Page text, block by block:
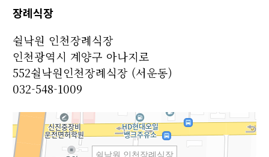
장례식장
쉴낙원 인천장례식장
인천광역시 계양구 아나지로
552쉴낙원인천장례식장 (서운동)
032-548-1009
쉴낙원 인천장례식장